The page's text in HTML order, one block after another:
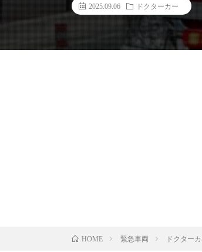
2025.09.06 ドクターカー
HOME 緊急車両 ドクター